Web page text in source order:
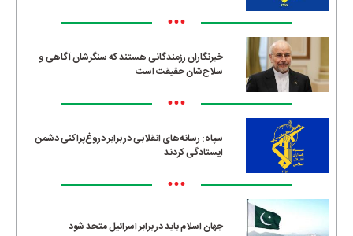
•••
خبرنگاران رزمندگانی هستند که سنگرشان آگاهی و
سلاح‌شان حقیقت است
•••
سپاه: رسانه‌های انقلابی در برابر دروغ‌پراکنی دشمن
ایستادگی کردند
•••
جهان اسلام باید در برابر اسرائیل متحد شود